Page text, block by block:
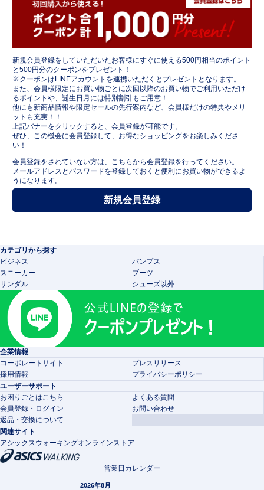
新規会員登録をしていただいたお客様にすぐに使える500円相当のポイント
と500円分のクーポンをプレゼント！
※クーポンはLINEアカウントを連携いただくとプレゼントとなります。
また、会員様限定にお買い物ごとに次回以降のお買い物でご利用いただけ
るポイントや、誕生日月には特別割引もご用意！
他にも新商品情報や限定セールの先行案内など、会員様だけの特典やメリ
ットも充実！！
上記バナーをクリックすると、会員登録が可能です。
ぜひ、この機会に会員登録して、お得なショッピングをお楽しみくださ
い！
会員登録をされていない方は、こちらから会員登録を行ってください。
メールアドレスとパスワードを登録しておくと便利にお買い物ができるよ
うになります。
カテゴリから探す
ビジネス
パンプス
スニーカー
ブーツ
サンダル
シューズ以外
企業情報
コーポレートサイト
プレスリリース
採用情報
プライバシーポリシー
ユーザーサポート
お困りごとはこちら
よくある質問
会員登録・ログイン
お問い合わせ
返品・交換について
関連サイト
アシックスウォーキングオンラインストア
営業日カレンダー
2026年8月